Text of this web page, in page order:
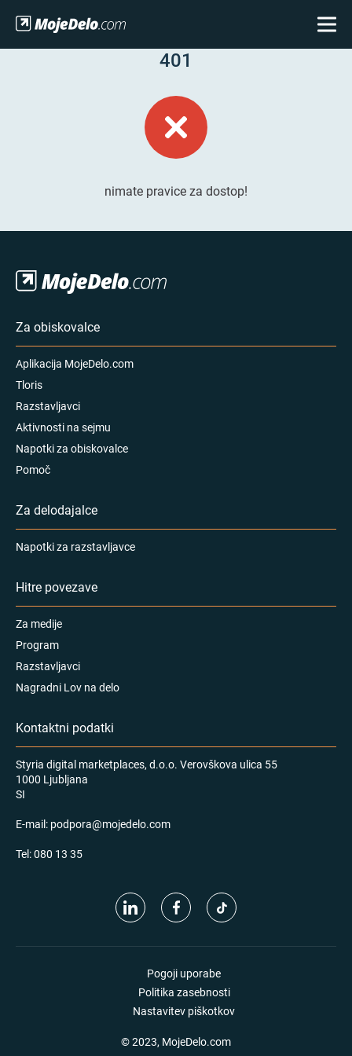
401
nimate pravice za dostop!
Za obiskovalce
Aplikacija MojeDelo.com
Tloris
Razstavljavci
Aktivnosti na sejmu
Napotki za obiskovalce
Pomoč
Za delodajalce
Napotki za razstavljavce
Hitre povezave
Za medije
Program
Razstavljavci
Nagradni Lov na delo
Kontaktni podatki
Styria digital marketplaces, d.o.o. Verovškova ulica 55
1000 Ljubljana
SI
E-mail: podpora@mojedelo.com
Tel:080 13 35
Pogoji uporabe
Politika zasebnosti
Nastavitev piškotkov
© 2023, MojeDelo.com